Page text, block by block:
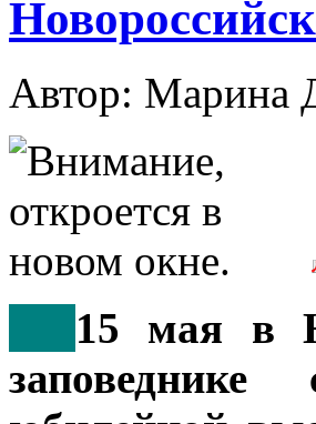
Автор:
15 мая в
заповеднике